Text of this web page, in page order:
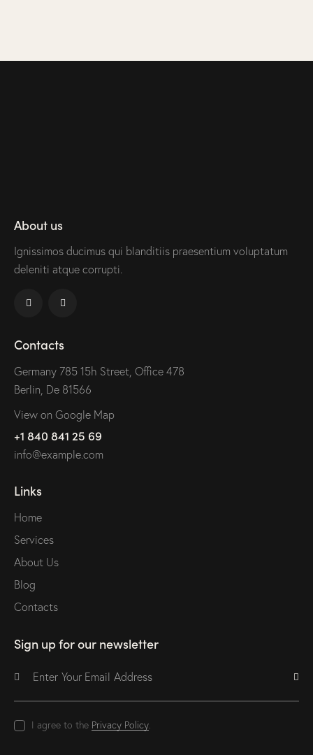
About us
Ignissimos ducimus qui blanditiis praesentium voluptatum
deleniti atque corrupti.
Contacts
Germany 785 15h Street, Office 478
Berlin, De 81566
View on Google Map
+1 840 841 25 69
info@example.com
Links
Home
Services
About Us
Blog
Contacts
Sign up for our newsletter
I agree to the Privacy Policy.